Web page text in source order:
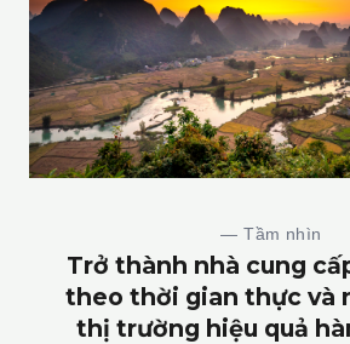
— Kỷ luật
Tuân thủ các nguyên
mực nghề nghiệp
cứu thị trường